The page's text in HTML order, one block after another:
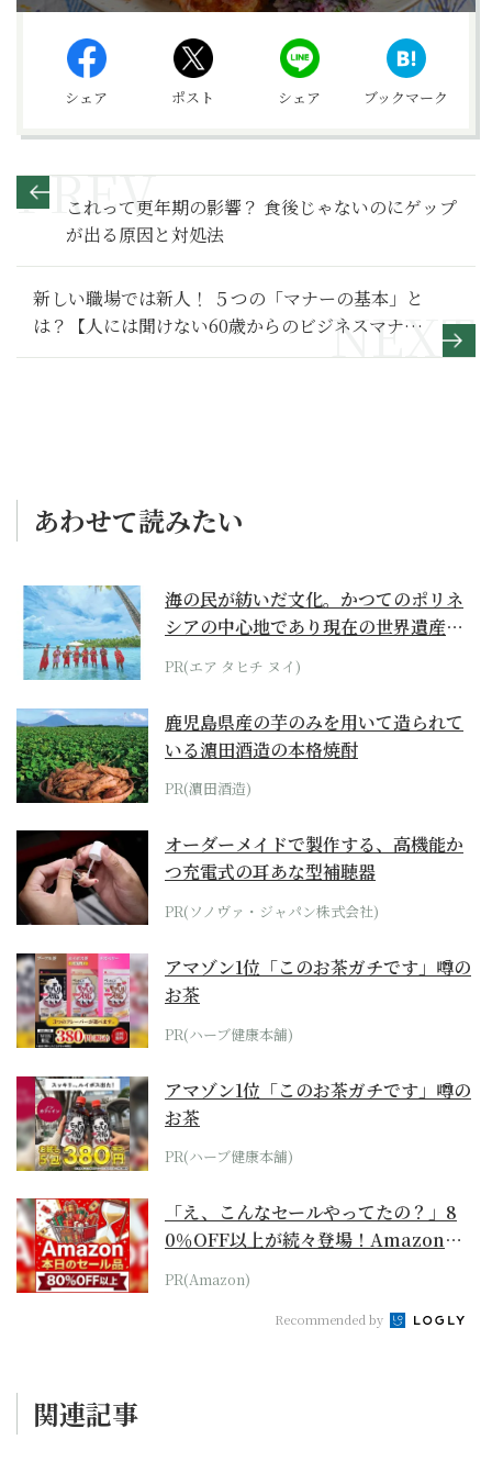
シェア ポスト シェア ブックマーク
これって更年期の影響？ 食後じゃないのにゲップ
が出る原因と対処法
新しい職場では新人！ ５つの「マナーの基本」と
は？【人には聞けない60歳からのビジネスマナ
ー】
あわせて読みたい
海の民が紡いだ文化。かつてのポリネ
シアの中心地であり現在の世界遺産か
らみえてくる...
PR(エア タヒチ ヌイ)
鹿児島県産の芋のみを用いて造られて
いる濵田酒造の本格焼酎
PR(濵田酒造)
オーダーメイドで製作する、高機能か
つ充電式の耳あな型補聴器
PR(ソノヴァ・ジャパン株式会社)
アマゾン1位「このお茶ガチです」噂の
お茶
PR(ハーブ健康本舗)
アマゾン1位「このお茶ガチです」噂の
お茶
PR(ハーブ健康本舗)
「え、こんなセールやってたの？」8
0％OFF以上が続々登場！Amazonの
本気が...
PR(Amazon)
Recommended by
関連記事